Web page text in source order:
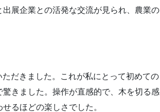
展企業との活発な交流が見られ、農業の
だきました。これが私にとって初めての
きました。操作が直感的で、木を切る感
るほどの楽しさでした。